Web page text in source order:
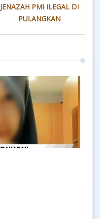
JENAZAH PMI ILEGAL DI
PULANGKAN